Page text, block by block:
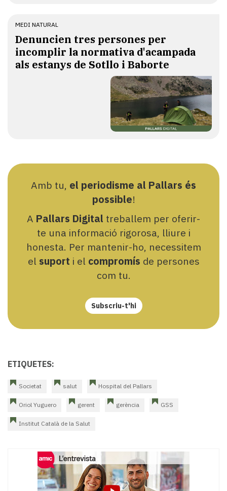
MEDI NATURAL
Denuncien tres persones per
incomplir la normativa d'acampada
als estanys de Sotllo i Baborte
Amb tu, el periodisme al Pallars és
possible!
A Pallars Digital treballem per oferir-
te una informació rigorosa, lliure i
honesta. Per mantenir-ho, necessitem
el suport i el compromís de persones
com tu.
Subscriu-t'hi
ETIQUETES:
Societat salut Hospital del Pallars
Oriol Yuguero gerent gerència GSS
Institut Català de la Salut